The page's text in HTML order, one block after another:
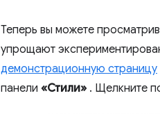
Теперь вы можете
упрощают
демонстрационную страницу
панели «Стили» . Щелкните